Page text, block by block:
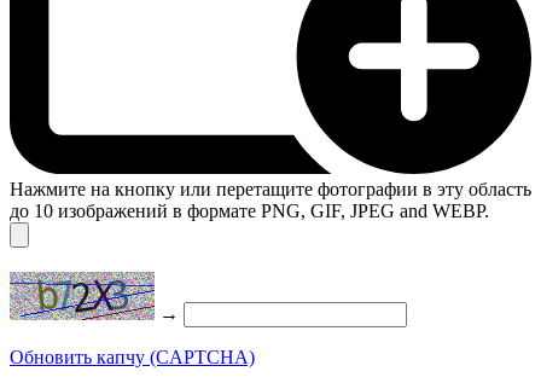
Нажмите на кнопку или перетащите фотографии в эту область
до 10 изображений в формате PNG, GIF, JPEG and WEBP.
→
Обновить капчу (CAPTCHA)